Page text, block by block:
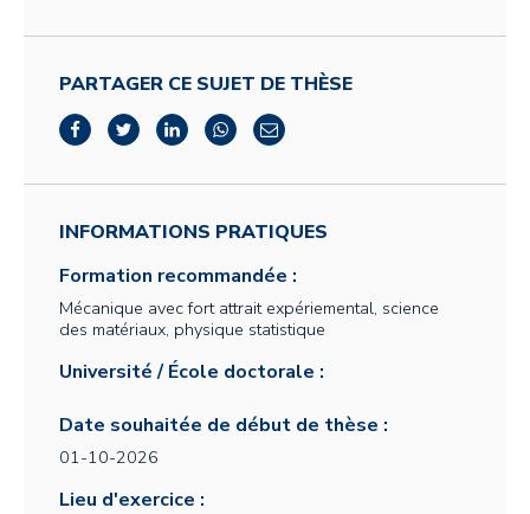
PARTAGER CE SUJET DE THÈSE
INFORMATIONS PRATIQUES
Formation recommandée :
Mécanique avec fort attrait expériemental, science
des matériaux, physique statistique
Université / École doctorale :
Date souhaitée de début de thèse :
01-10-2026
Lieu d'exercice :